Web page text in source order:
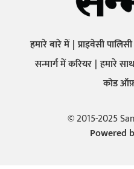
हमारे बारे में प्राइवेसी पालिसी
सन्मार्ग में करियर हमारे
कोड
© 2015-2025
Powered